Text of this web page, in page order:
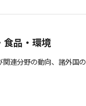
食品・環境
関連分野の動向、諸外国